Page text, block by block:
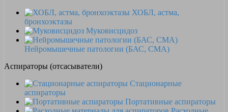
ХОБЛ, астма,
бронхоэктазы
Муковисцидоз
Нейромышечные патологии (БАС, СМА)
Аспираторы (отсасыватели)
Стационарные
аспираторы
Портативные аспираторы